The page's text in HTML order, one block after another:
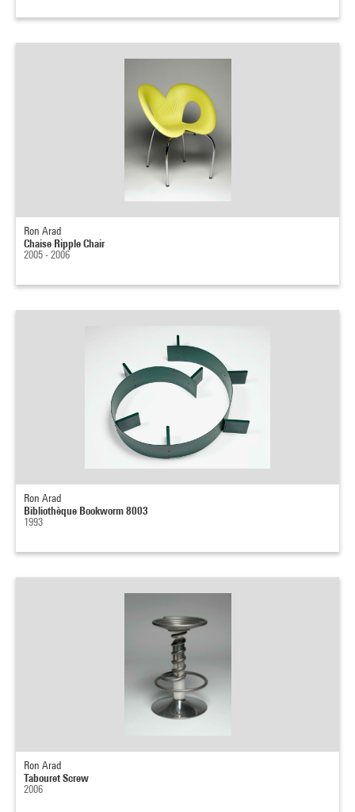
Ron Arad
Chaise Ripple Chair
2005 - 2006
Ron Arad
Bibliothèque Bookworm 8003
1993
Ron Arad
Tabouret Screw
2006